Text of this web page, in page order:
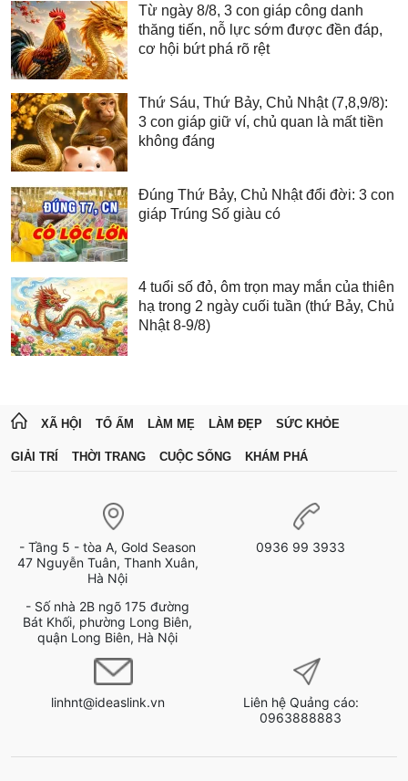
Từ ngày 8/8, 3 con giáp công danh
thăng tiến, nỗ lực sớm được đền đáp,
cơ hội bứt phá rõ rệt
Thứ Sáu, Thứ Bảy, Chủ Nhật (7,8,9/8):
3 con giáp giữ ví, chủ quan là mất tiền
không đáng
Đúng Thứ Bảy, Chủ Nhật đổi đời: 3 con
giáp Trúng Số giàu có
4 tuổi số đỏ, ôm trọn may mắn của thiên
hạ trong 2 ngày cuối tuần (thứ Bảy, Chủ
Nhật 8-9/8)
XÃ HỘI TỔ ẤM LÀM MẸ LÀM ĐẸP SỨC KHỎE
GIẢI TRÍ THỜI TRANG CUỘC SỐNG KHÁM PHÁ
- Tầng 5 - tòa A, Gold Season
47 Nguyễn Tuân, Thanh Xuân,
Hà Nội
- Số nhà 2B ngõ 175 đường
Bát Khối, phường Long Biên,
quận Long Biên, Hà Nội
0936 99 3933
linhnt@ideaslink.vn
Liên hệ Quảng cáo:
0963888883